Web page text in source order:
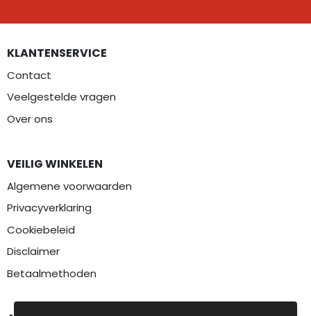
KLANTENSERVICE
Contact
Veelgestelde vragen
Over ons
VEILIG WINKELEN
Algemene voorwaarden
Privacyverklaring
Cookiebeleid
Disclaimer
Betaalmethoden